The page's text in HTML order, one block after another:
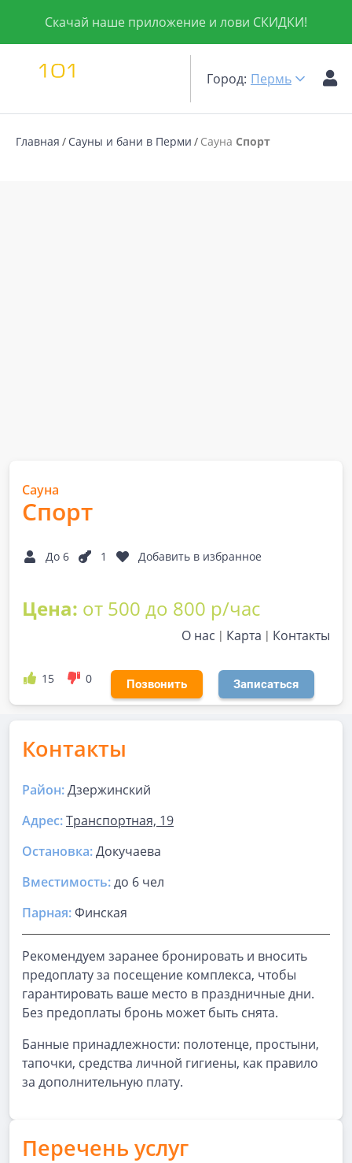
Скачай наше приложение и лови СКИДКИ!
Город: Пермь
Главная Сауны и бани в Перми Сауна Спорт
Сауна
Спорт
До 6 1 Добавить в избранное
Цена: от 500 до 800 р/час
О нас Карта Контакты
15 0 Позвонить Записаться
Контакты
Район:Дзержинский
Адрес:Транспортная, 19
Остановка:Докучаева
Вместимость:до 6 чел
Парная:Финская
Рекомендуем заранее бронировать и вносить
предоплату за посещение комплекса, чтобы
гарантировать ваше место в праздничные дни.
Без предоплаты бронь может быть снята.
Банные принадлежности: полотенце, простыни,
тапочки, средства личной гигиены, как правило
за дополнительную плату.
Перечень услуг